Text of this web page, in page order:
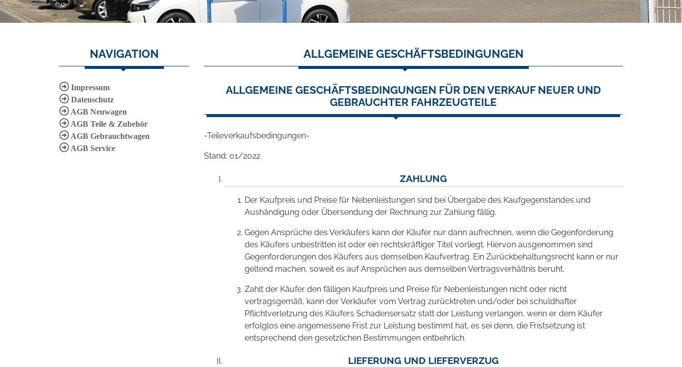
NAVIGATION
Impressum
Datenschutz
AGB Neuwagen
AGB Teile & Zubehör
AGB Gebrauchtwagen
AGB Service
ALLGEMEINE GESCHÄFTSBEDINGUNGEN
ALLGEMEINE GESCHÄFTSBEDINGUNGEN FÜR DEN VERKAUF NEUER UND
GEBRAUCHTER FAHRZEUGTEILE
-Teileverkaufsbedingungen-
Stand: 01/2022
ZAHLUNG
Der Kaufpreis und Preise für Nebenleistungen sind bei Übergabe des Kaufgegenstandes und
Aushändigung oder Übersendung der Rechnung zur Zahlung fällig.
Gegen Ansprüche des Verkäufers kann der Käufer nur dann aufrechnen, wenn die Gegenforderung
des Käufers unbestritten ist oder ein rechtskräftiger Titel vorliegt. Hiervon ausgenommen sind
Gegenforderungen des Käufers aus demselben Kaufvertrag. Ein Zurückbehaltungsrecht kann er nur
geltend machen, soweit es auf Ansprüchen aus demselben Vertragsverhältnis beruht.
Zahlt der Käufer den fälligen Kaufpreis und Preise für Nebenleistungen nicht oder nicht
vertragsgemäß, kann der Verkäufer vom Vertrag zurücktreten und/oder bei schuldhafter
Pflichtverletzung des Käufers Schadensersatz statt der Leistung verlangen, wenn er dem Käufer
erfolglos eine angemessene Frist zur Leistung bestimmt hat, es sei denn, die Fristsetzung ist
entsprechend den gesetzlichen Bestimmungen entbehrlich.
LIEFERUNG UND LIEFERVERZUG